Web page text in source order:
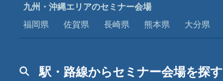
九州・沖縄エリアのセミナー会場
福岡県
佐賀県 長崎県 熊本県 大分県
駅・路線からセミナー会場を探す